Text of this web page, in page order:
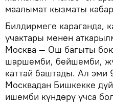
маалымат кызматы
Билдирмеге караганда,
учактары менен
Москва — Ош багыты
шаршемби, бейшемби,
каттай баштады. Ал эми
Москвадан Бишкекке
ишемби күндөрү учса